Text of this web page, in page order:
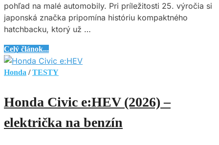
pohľad na malé automobily. Pri príležitosti 25. výročia si
japonská značka pripomína históriu kompaktného
hatchbacku, ktorý už …
Honda
Jazz
oslavuje
Malý
hatchback,
ktorý
Celý článok...
Honda /TESTY
Honda Civic e:HEV (2026) –
električka na benzín